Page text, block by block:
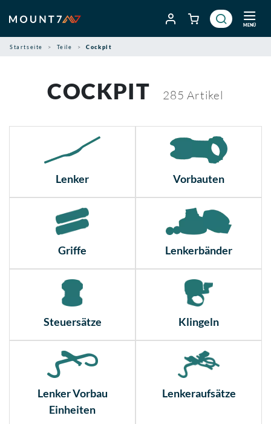
Inhalt
springen
MENÜ
Startseite Teile Cockpit
COCKPIT 285 Artikel
Lenker Vorbauten
Griffe Lenkerbänder
Steuersätze Klingeln
Lenker Vorbau
Einheiten
Lenkeraufsätze